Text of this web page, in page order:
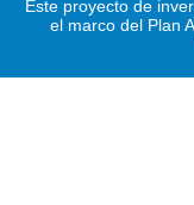
Este proyecto de
el marco del Plan